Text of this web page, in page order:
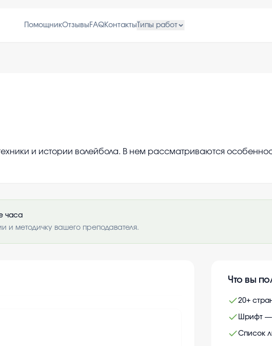
ПомощникОтзывы FAQКонтакты Типы работ
и истории волейбола. В нем рассматриваются
часа
и методичку вашего преподавателя.
Что вы
20+
Шрифт —
Список